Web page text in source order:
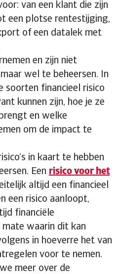
van een klant die zijn
een plotse rentestijging,
of een datalek met
en zijn niet
wel te beheersen. In
soorten financieel risico
kunnen zijn, hoe je ze
en welke
om de impact te
in kaart te hebben
Een risico voor het
altijd een financieel
een risico aanloopt,
financiële
mate waarin dit kan
in hoeverre het van
voor te nemen.
meer over de